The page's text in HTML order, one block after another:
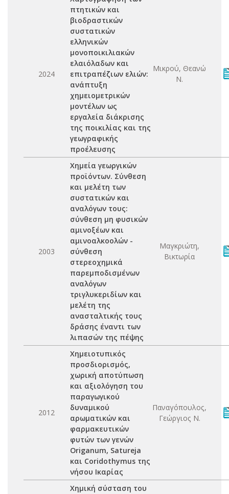
2024
πτητικών και
βιοδραστικών
συστατικών
ελληνικών
μονοποικιλιακών
ελαιόλαδων και
επιτραπέζιων ελιών:
ανάπτυξη
χημειομετρικών
μοντέλων ως
εργαλεία διάκρισης
της ποικιλίας και της
γεωγραφικής
προέλευσης
Μικρού, Θεανώ
Ν.
2003
Χημεία γεωργικών
προϊόντων. Σύνθεση
και μελέτη των
συστατικών και
αναλόγων τους:
σύνθεση μη φυσικών
αμινοξέων και
αμινοαλκοολών -
σύνθεση
στερεοχημικά
παρεμποδισμένων
αναλόγων
τριγλυκεριδίων και
μελέτη της
ανασταλτικής τους
δράσης έναντι των
λιπασών της πέψης
Μαγκριώτη,
Βικτωρία
2012
Χημειοτυπικός
προσδιορισμός,
χωρική αποτύπωση
και αξιολόγηση του
παραγωγικού
δυναμικού
αρωματικών και
φαρμακευτικών
φυτών των γενών
Origanum, Satureja
και Coridothymus της
νήσου Ικαρίας
Παναγόπουλος,
Γεώργιος Ν.
Χημική σύσταση του